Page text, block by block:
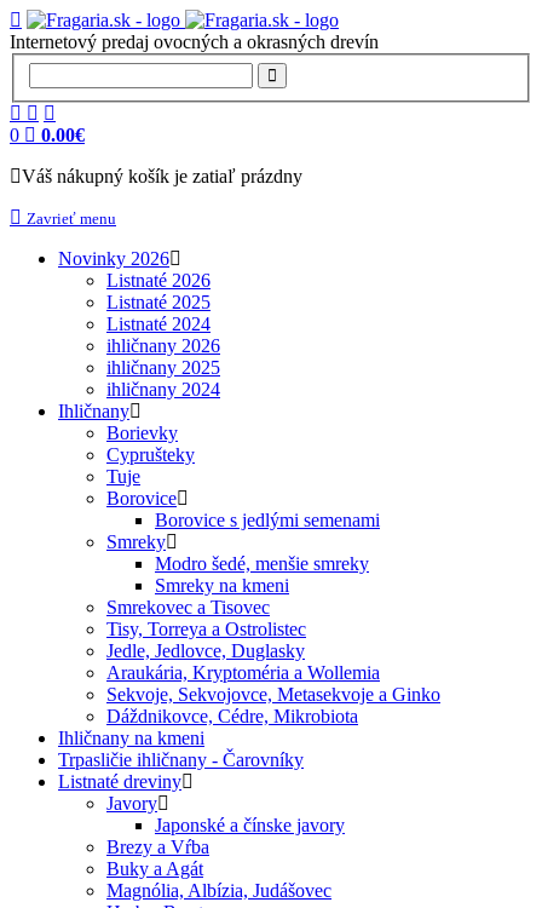
Internetový predaj ovocných a okrasných drevín
0
0.00€
Váš nákupný košík je zatiaľ prázdny
Zavrieť menu
Novinky 2026
Listnaté 2026
Listnaté 2025
Listnaté 2024
ihličnany 2026
ihličnany 2025
ihličnany 2024
Ihličnany
Borievky
Cyprušteky
Tuje
Borovice
Borovice s jedlými semenami
Smreky
Modro šedé, menšie smreky
Smreky na kmeni
Smrekovec a Tisovec
Tisy, Torreya a Ostrolistec
Jedle, Jedlovce, Duglasky
Araukária, Kryptoméria a Wollemia
Sekvoje, Sekvojovce, Metasekvoje a Ginko
Dáždnikovce, Cédre, Mikrobiota
Ihličnany na kmeni
Trpasličie ihličnany - Čarovníky
Listnaté dreviny
Javory
Japonské a čínske javory
Brezy a Vŕba
Buky a Agát
Magnólia, Albízia, Judášovec